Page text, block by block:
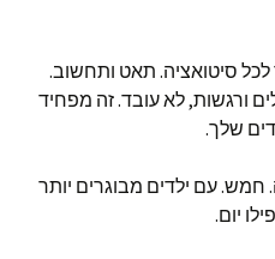
סיטואציה. תאט ותחשוב.
ורגשות, לא עובד. זה מפחיד
שלך.
עם ילדים מבוגרים יותר
יום.